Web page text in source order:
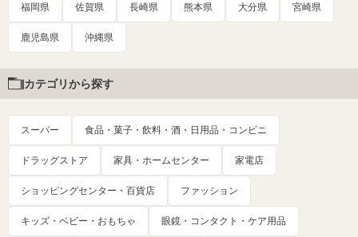
福岡県 佐賀県 長崎県 熊本県 大分県 宮崎県
鹿児島県 沖縄県
カテゴリから探す
スーパー 食品・菓子・飲料・酒・日用品・コンビニ
ドラッグストア 家具・ホームセンター 家電店
ショッピングセンター・百貨店 ファッション
キッズ・ベビー・おもちゃ 眼鏡・コンタクト・ケア用品